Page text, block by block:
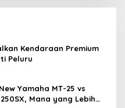
Kendaraan Premium
Peluru
Yamaha MT-25 vs
Mana yang Lebih